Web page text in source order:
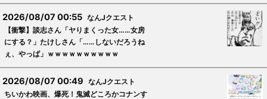
2026/08/07 00:55なんJクエスト
【衝撃】談志さん「ヤりまくった女……女房
にする？」たけしさん「……しないだろうね
ぇ、やっぱ」ｗｗｗｗｗｗｗｗｗｗ
2026/08/07 00:49なんJクエスト
ちいかわ映画、爆死！鬼滅どころかコナンす